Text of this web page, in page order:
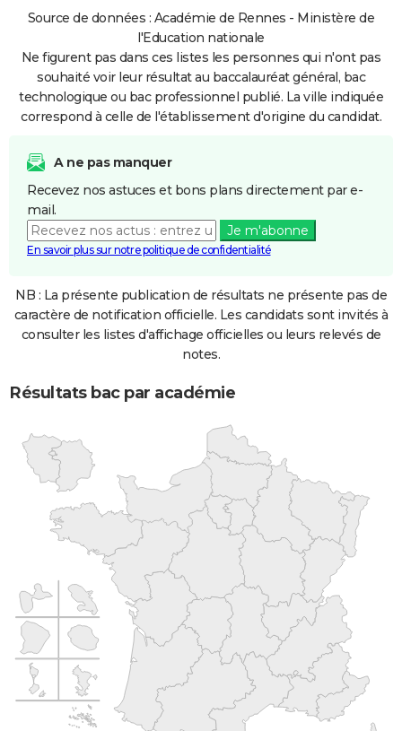
Source de données : Académie de Rennes - Ministère de
l'Education nationale
Ne figurent pas dans ces listes les personnes qui n'ont pas
souhaité voir leur résultat au baccalauréat général, bac
technologique ou bac professionnel publié. La ville indiquée
correspond à celle de l'établissement d'origine du candidat.
A ne pas manquer
Recevez nos astuces et bons plans directement par e-
mail.
Je m'abonne
En savoir plus sur notre politique de confidentialité
NB : La présente publication de résultats ne présente pas de
caractère de notification officielle. Les candidats sont invités à
consulter les listes d'affichage officielles ou leurs relevés de
notes.
Résultats bac par académie